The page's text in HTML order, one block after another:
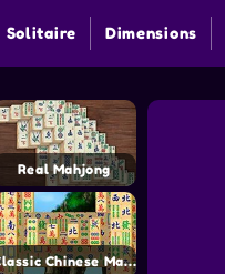
Solitaire Dimensions
Real Mahjong
Classic Chinese Mahjong